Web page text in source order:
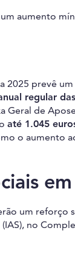
aumento
2025 prevê
regular
Geral de
até 1.045
o aumento
um
no